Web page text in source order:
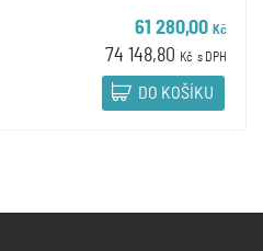
61 280,00 Kč
74 148,80 Kč s DPH
DO KOŠÍKU